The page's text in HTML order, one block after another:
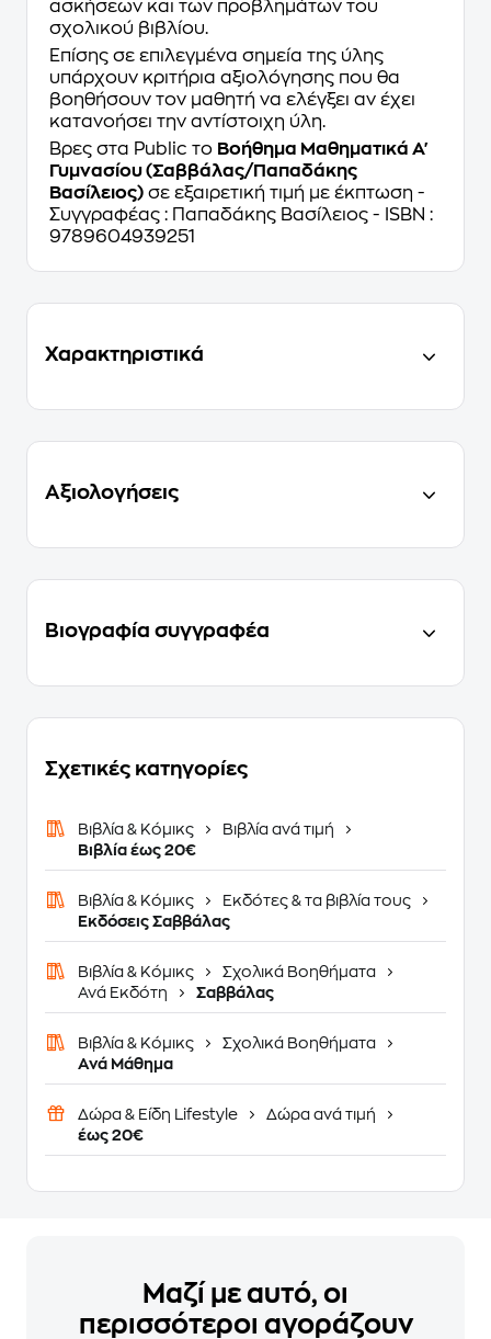
ασκήσεων και των προβλημάτων του
σχολικού βιβλίου.
Επίσης σε επιλεγμένα σημεία της ύλης
υπάρχουν κριτήρια αξιολόγησης που θα
βοηθήσουν τον μαθητή να ελέγξει αν έχει
κατανοήσει την αντίστοιχη ύλη.
Βρες στα Public το Βοήθημα Μαθηματικά Α'
Γυμνασίου (Σαββάλας/Παπαδάκης
Βασίλειος) σε εξαιρετική τιμή με έκπτωση -
Συγγραφέας : Παπαδάκης Βασίλειος - ISBN :
9789604939251
Χαρακτηριστικά
Αξιολογήσεις
Βιογραφία συγγραφέα
Σχετικές κατηγορίες
Βιβλία & Κόμικς
Βιβλία ανά τιμή
Βιβλία έως 20€
Βιβλία & Κόμικς
Εκδότες & τα βιβλία τους
Εκδόσεις Σαββάλας
Βιβλία & Κόμικς
Σχολικά Βοηθήματα
Ανά Εκδότη
Σαββάλας
Βιβλία & Κόμικς
Σχολικά Βοηθήματα
Ανά Μάθημα
Δώρα & Είδη Lifestyle
Δώρα ανά τιμή
έως 20€
Μαζί με αυτό, οι
περισσότεροι αγοράζουν